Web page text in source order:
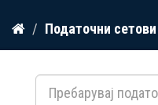
Прескокнете
содржина
Податочни сетови